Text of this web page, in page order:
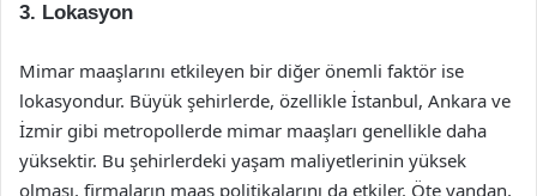
3. Lokasyon
Mimar maaşlarını etkileyen bir diğer önemli faktör ise
lokasyondur. Büyük şehirlerde, özellikle İstanbul, Ankara ve
İzmir gibi metropollerde mimar maaşları genellikle daha
yüksektir. Bu şehirlerdeki yaşam maliyetlerinin yüksek
olması, firmaların maaş politikalarını da etkiler. Öte yandan,